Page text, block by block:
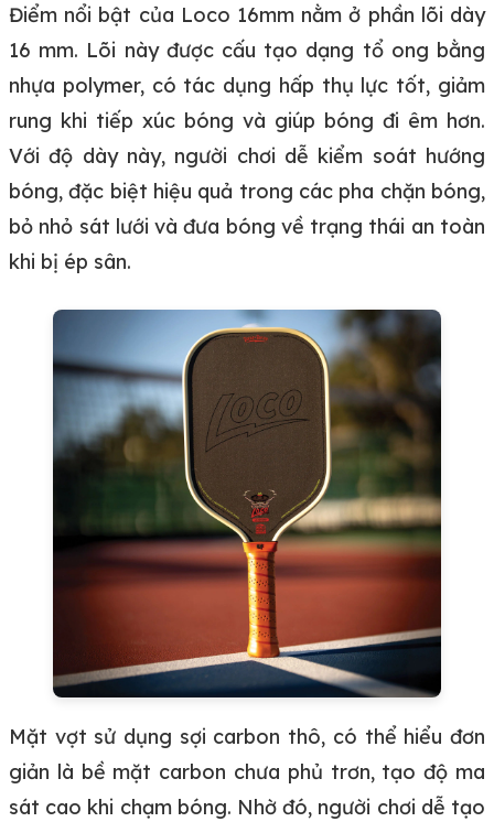
Điểm nổi bật của Loco 16mm nằm ở phần lõi dày
16 mm. Lõi này được cấu tạo dạng tổ ong bằng
nhựa polymer, có tác dụng hấp thụ lực tốt, giảm
rung khi tiếp xúc bóng và giúp bóng đi êm hơn.
Với độ dày này, người chơi dễ kiểm soát hướng
bóng, đặc biệt hiệu quả trong các pha chặn bóng,
bỏ nhỏ sát lưới và đưa bóng về trạng thái an toàn
khi bị ép sân.
Mặt vợt sử dụng sợi carbon thô, có thể hiểu đơn
giản là bề mặt carbon chưa phủ trơn, tạo độ ma
sát cao khi chạm bóng. Nhờ đó, người chơi dễ tạo